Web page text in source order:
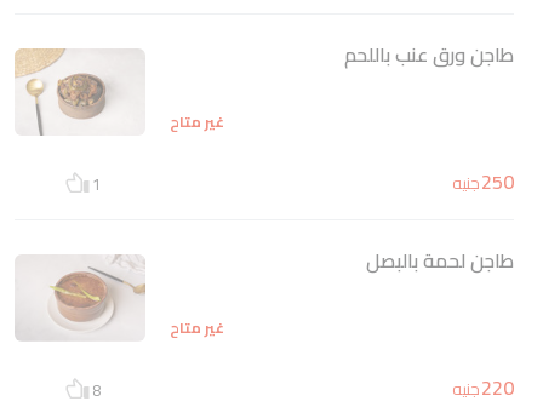
طاجن ورق عنب باللحم
غير متاح
250جنيه 1
طاجن لحمة بالبصل
غير متاح
220جنيه 8